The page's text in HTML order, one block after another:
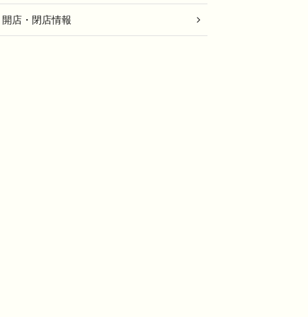
開店・閉店情報